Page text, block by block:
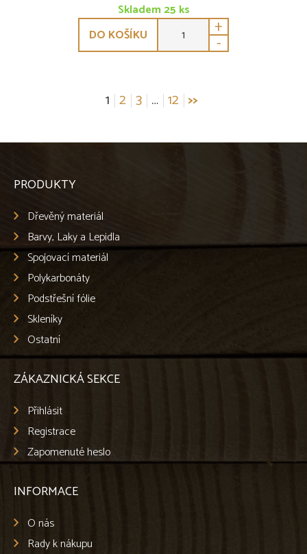
Skladem25 ks
DO KOŠÍKU
+
-
1 2 3 … 12 >>
PRODUKTY
Dřevěný materiál
Barvy, Laky a Lepidla
Spojovací materiál
Polykarbonáty
Podstřešní fólie
Skleníky
Ostatní
ZÁKAZNICKÁ SEKCE
Přihlásit
Registrace
Zapomenuté heslo
INFORMACE
O nás
Rady k nákupu